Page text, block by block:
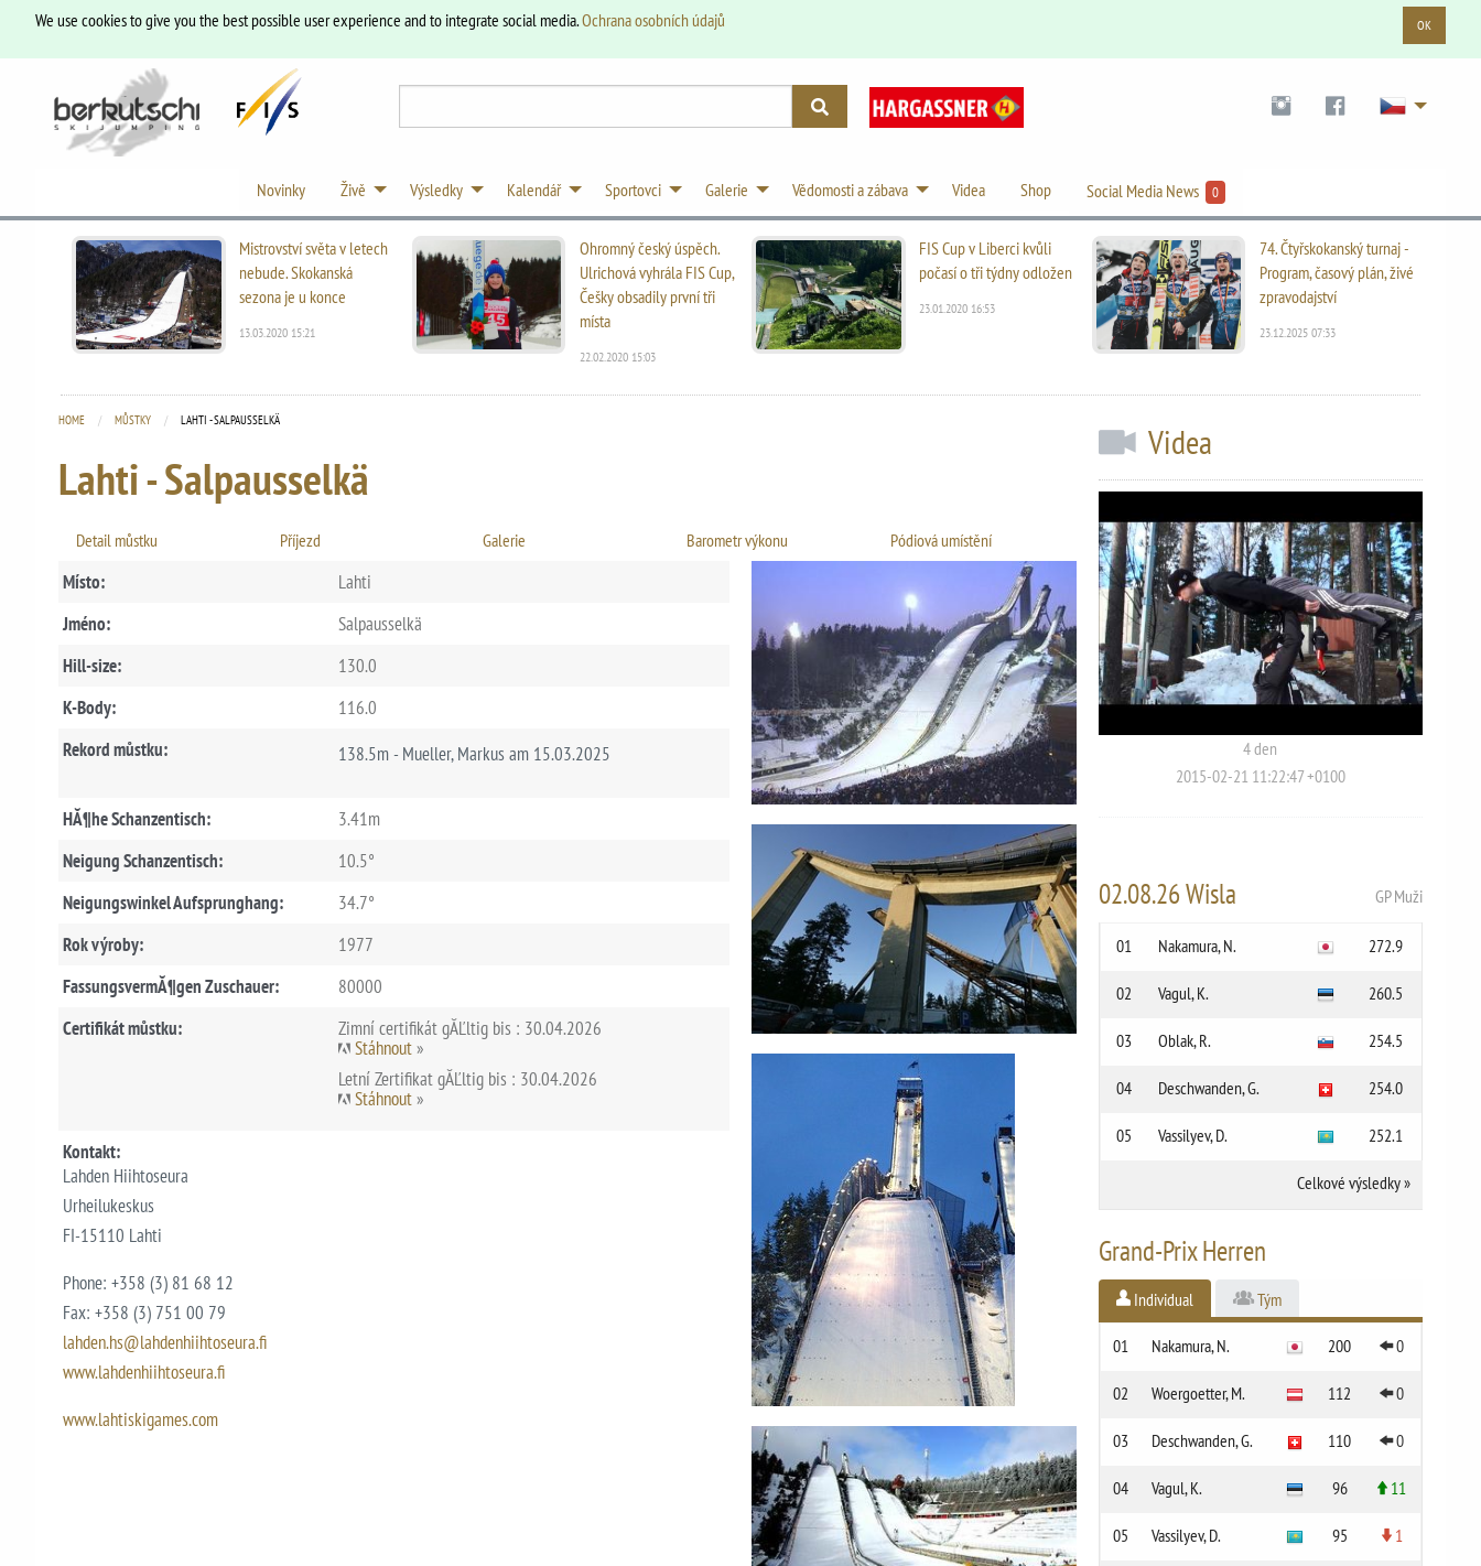
We use cookies to give you the best possible user experience and to integrate social media.Ochrana osobních údajů OK
Novinky Živě Výsledky Kalendář Sportovci Galerie Vědomosti a zábava Videa Shop Social Media News 0
Mistrovství světa v letech
nebude. Skokanská
sezona je u konce
13.03.2020 15:21
Ohromný český úspěch.
Ulrichová vyhrála FIS Cup,
Češky obsadily první tři
místa
22.02.2020 15:03
FIS Cup v Liberci kvůli
počasí o tři týdny odložen
23.01.2020 16:53
74. Čtyřskokanský turnaj -
Program, časový plán, živé
zpravodajství
23.12.2025 07:33
HOME MŮSTKY CURRENT:
LAHTI - SALPAUSSELKÄ
Lahti - Salpausselkä
Detail můstku Příjezd Galerie Barometr výkonu Pódiová umístění
Místo:
Lahti
Jméno:
Salpausselkä
Hill-size:
130.0
K-Body:
116.0
Rekord můstku:
138.5m - Mueller, Markus am 15.03.2025
HĂ¶he Schanzentisch:
3.41m
Neigung Schanzentisch:
10.5°
Neigungswinkel Aufsprunghang:
34.7°
Rok výroby:
1977
FassungsvermĂ¶gen Zuschauer:
80000
Certifikát můstku:
Zimní certifikát gĂĽltig bis : 30.04.2026
Stáhnout»
Letní Zertifikat gĂĽltig bis : 30.04.2026
Stáhnout»
Kontakt:
Lahden Hiihtoseura
Urheilukeskus
FI-15110 Lahti
Phone: +358 (3) 81 68 12
Fax: +358 (3) 751 00 79
lahden.hs@lahdenhiihtoseura.fi
www.lahdenhiihtoseura.fi
www.lahtiskigames.com
Videa
4 den
2015-02-21 11:22:47 +0100
02.08.26 Wisla GP Muži
01 Nakamura, N. 272.9
02 Vagul, K. 260.5
03 Oblak, R. 254.5
04 Deschwanden, G. 254.0
05 Vassilyev, D. 252.1
Celkové výsledky»
Grand-Prix Herren
Individual Tým
01 Nakamura, N. 200 0
02 Woergoetter, M. 112 0
03 Deschwanden, G. 110 0
04 Vagul, K. 96 11
05 Vassilyev, D. 95 1